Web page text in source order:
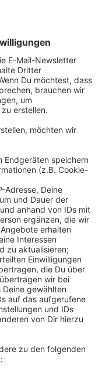
kontrolliert, in
In Räumen
Ärzte und mit
und nicht
Der Tipp kam
Bei dem
angeboten,
zu